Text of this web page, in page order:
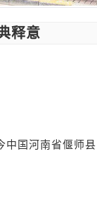
释意
中国河南省偃师